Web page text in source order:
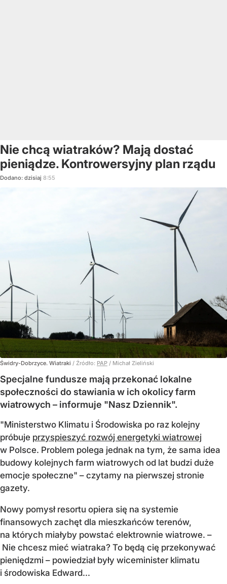
Nie chcą wiatraków? Mają dostać
pieniądze. Kontrowersyjny plan rządu
Dodano: dzisiaj 8:55
Świdry-Dobrzyce. Wiatraki / Źródło: PAP / Michał Zieliński
Specjalne fundusze mają przekonać lokalne
społeczności do stawiania w ich okolicy farm
wiatrowych – informuje "Nasz Dziennik".
"Ministerstwo Klimatu i Środowiska po raz kolejny
próbuje przyspieszyć rozwój energetyki wiatrowej
w Polsce. Problem polega jednak na tym, że sama idea
budowy kolejnych farm wiatrowych od lat budzi duże
emocje społeczne" – czytamy na pierwszej stronie
gazety.
Nowy pomysł resortu opiera się na systemie
finansowych zachęt dla mieszkańców terenów,
na których miałyby powstać elektrownie wiatrowe. –
Nie chcesz mieć wiatraka? To będą cię przekonywać
pieniędzmi – powiedział były wiceminister klimatu
i środowiska Edward...